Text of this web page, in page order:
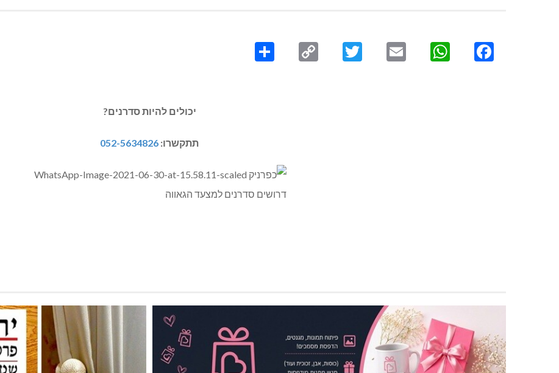
Facebook
WhatsApp
Email
Twitter
Copy
יכולים להיות סדרנים?
תתקשרו: 052-5634826